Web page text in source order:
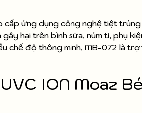
cấp ứng dụng công nghệ tiệt trùng
hại trên bình sữa, núm ti, phụ
chế độ thông minh, MB-072 là
ION Moaz